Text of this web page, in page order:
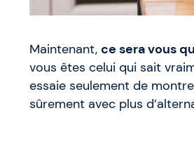
Maintenant, ce sera vous
vous êtes celui qui sait
essaie seulement de
sûrement avec plus